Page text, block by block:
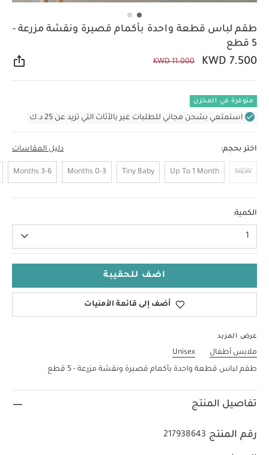
طقم لباس قطعة واحدة بأكمام قصيرة ونقشة مزرعة -
5 قطع
KWD 7.500
KWD 11.000
متوفرة في المخزن
استمتعي بشحن مجاني للطلبات غير بالأثاث التي تزيد عن 25 د.ك
اختر بحجم: دليل المقاسات
NEW
Up To 1 Month
Tiny Baby
0-3 Months
3-6 Months
الكمية:
1
اضف للحقيبة
أضف إلى قائمة الأمنيات
عرض المزيد
ملابس أطفال
Unisex
طقم لباس قطعة واحدة بأكمام قصيرة ونقشة مزرعة - 5 قطع
تفاصيل المنتج
رقم المنتج 217938643